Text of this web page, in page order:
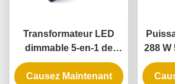
Transformateur LED
dimmable 5-en-1 de
192W avec indice IP65
pour applications de
Causez Maintenant
288 W
à